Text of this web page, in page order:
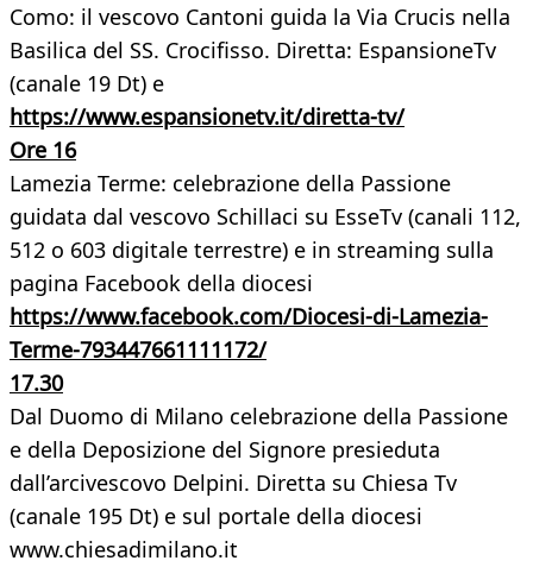
Como: il vescovo Cantoni guida la Via Crucis nella
Basilica del SS. Crocifisso. Diretta: EspansioneTv
(canale 19 Dt) e
https://www.espansionetv.it/diretta-tv/
Ore 16
Lamezia Terme: celebrazione della Passione
guidata dal vescovo Schillaci su EsseTv (canali 112,
512 o 603 digitale terrestre) e in streaming sulla
pagina Facebook della diocesi
https://www.facebook.com/Diocesi-di-Lamezia-
Terme-793447661111172/
17.30
Dal Duomo di Milano celebrazione della Passione
e della Deposizione del Signore presieduta
dall’arcivescovo Delpini. Diretta su Chiesa Tv
(canale 195 Dt) e sul portale della diocesi
www.chiesadimilano.it